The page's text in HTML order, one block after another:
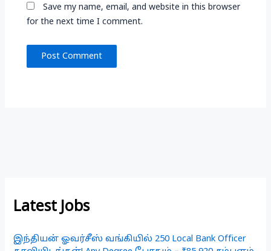
Save my name, email, and website in this browser
for the next time I comment.
Latest Jobs
இந்தியன் ஓவர்சீஸ் வங்கியில் 250 Local Bank Officer